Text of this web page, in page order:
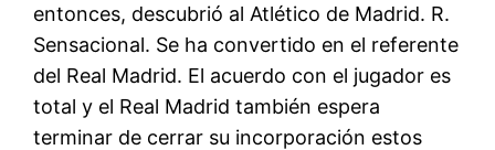
entonces, descubrió al Atlético de Madrid. R.
Sensacional. Se ha convertido en el referente
del Real Madrid. El acuerdo con el jugador es
total y el Real Madrid también espera
terminar de cerrar su incorporación estos